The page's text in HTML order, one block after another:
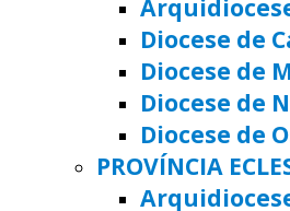
Diocese de
Diocese de
Diocese de
Diocese de
PROVÍNCIA